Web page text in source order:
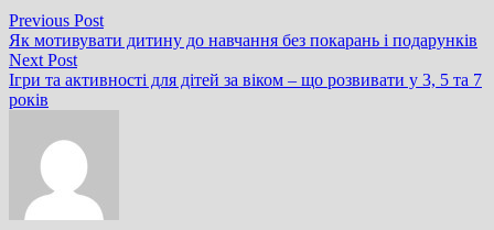
Навігація
записів
Previous PostPrevious
post:
Як мотивувати дитину до навчання без покарань і подарунків
Next PostNext
post:
Ігри та активності для дітей за віком – що розвивати у 3, 5 та 7
років